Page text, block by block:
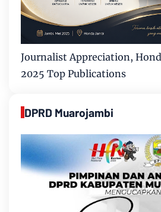
Journalist Appreciation,
2025 Top Publications
DPRD Muarojambi